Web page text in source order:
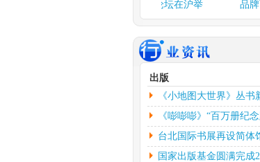
人民网
本报南
朱磊）
镇...[
2014文化金融论坛在沪举
品牌可以
出版
《小地图大世界》丛书
会...
《嘭嘭嘭》“百万册纪
台北国际书展再设简体
国家出版基金圆满完成